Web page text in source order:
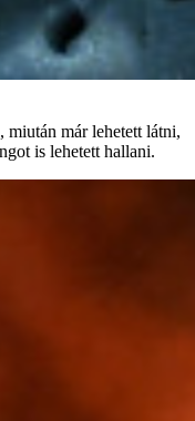
miután már lehetett látni,
is lehetett hallani.